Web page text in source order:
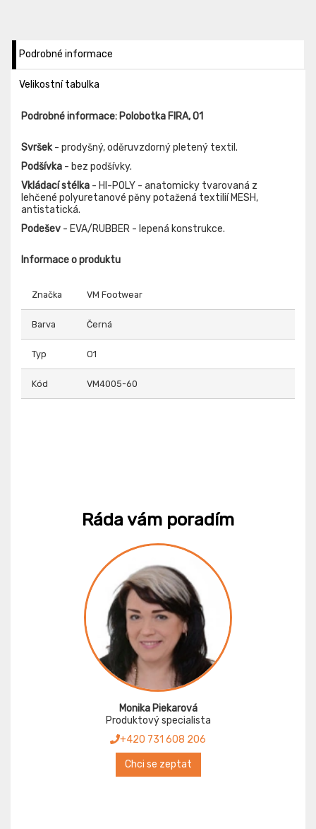
Podrobné informace
Velikostní tabulka
Podrobné informace: Polobotka FIRA, O1
Svršek- prodyšný, oděruvzdorný pletený textil.
Podšívka - bez podšívky.
Vkládací stélka - HI-POLY - anatomicky tvarovaná z
lehčené polyuretanové pěny potažená textilií MESH,
antistatická.
Podešev - EVA/RUBBER - lepená konstrukce.
Informace o produktu
Značka VM Footwear
Barva Černá
Typ O1
Kód VM4005-60
Ráda vám poradím
Monika Piekarová
Produktový specialista
+420 731 608 206
Chci se zeptat